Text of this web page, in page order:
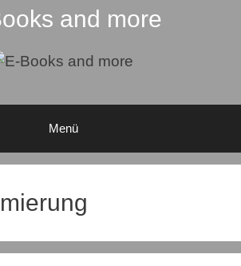
and more
Menü